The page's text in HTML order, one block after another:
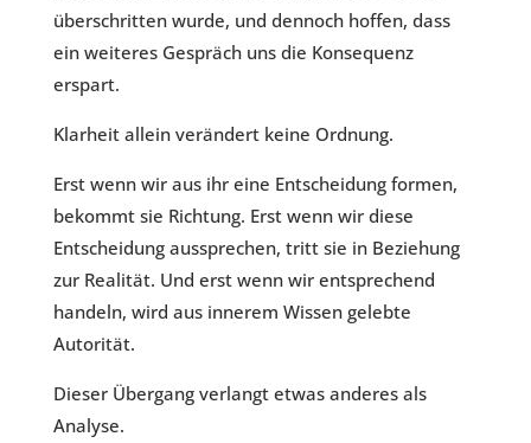
überschritten wurde, und dennoch hoffen, dass
ein weiteres Gespräch uns die Konsequenz
erspart.
Klarheit allein verändert keine Ordnung.
Erst wenn wir aus ihr eine Entscheidung formen,
bekommt sie Richtung. Erst wenn wir diese
Entscheidung aussprechen, tritt sie in Beziehung
zur Realität. Und erst wenn wir entsprechend
handeln, wird aus innerem Wissen gelebte
Autorität.
Dieser Übergang verlangt etwas anderes als
Analyse.